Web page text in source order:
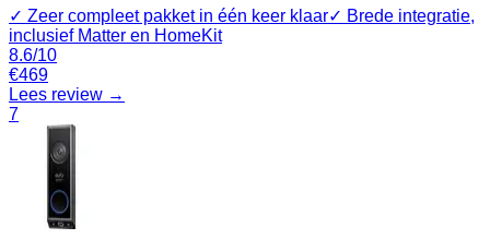
✓ Zeer compleet pakket in één keer klaar✓ Brede integratie,
inclusief Matter en HomeKit
8.6/10
€469
Lees review →
7